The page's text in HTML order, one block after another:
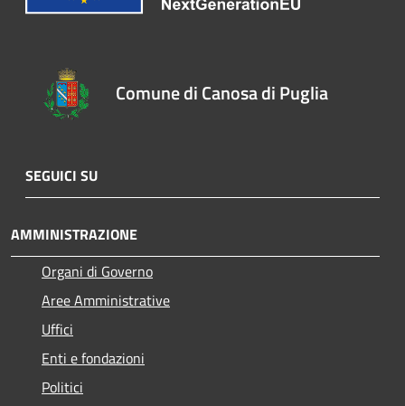
Comune di Canosa di Puglia
SEGUICI SU
AMMINISTRAZIONE
Organi di Governo
Aree Amministrative
Uffici
Enti e fondazioni
Politici